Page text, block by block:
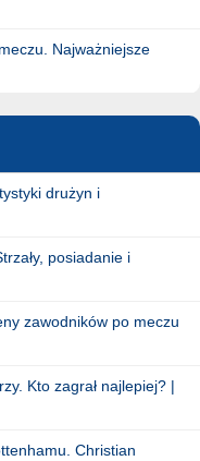
Najważniejsze
drużyn i
posiadanie i
zawodników po meczu
Kto zagrał najlepiej? |
Christian